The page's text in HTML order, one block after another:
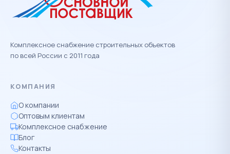
Комплексное снабжение строительных объектов
по всей России с 2011 года
КОМПАНИЯ
О компании
Оптовым клиентам
Комплексное снабжение
Блог
Контакты